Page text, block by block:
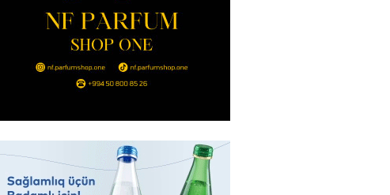
07.08.2026- 14:00
Mişustin avtomobildə Paşinyana nə
Prezidentdən Abel Məhərrəmovun oğlu
ilə bağlı SƏRƏNCAM